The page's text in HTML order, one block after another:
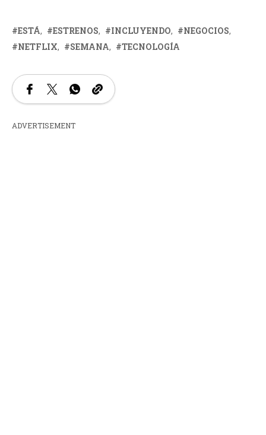
ESTÁ ESTRENOS INCLUYENDO
NEGOCIOS
NETFLIX
SEMANA TECNOLOGÍA
ADVERTISEMENT